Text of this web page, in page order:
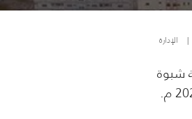
| الإدارة
شبوة